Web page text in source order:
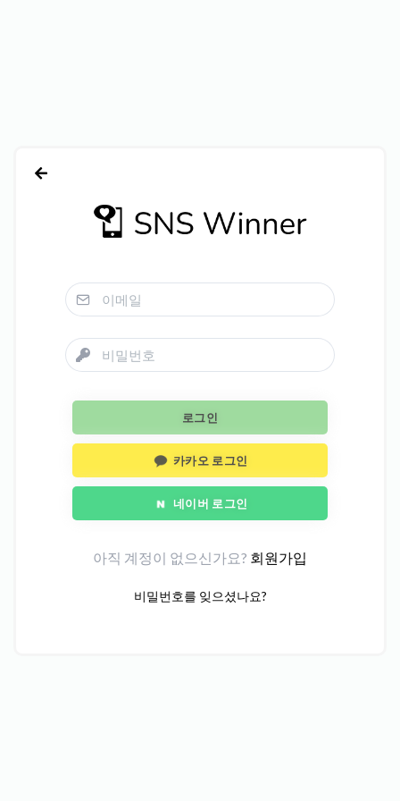
로그인
카카오 로그인
네이버 로그인
아직 계정이 없으신가요? 회원가입
비밀번호를 잊으셨나요?